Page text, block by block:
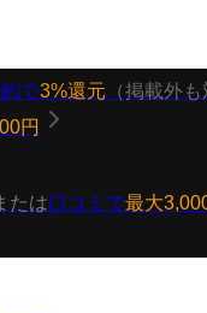
で3%還元 （掲載外も
円
たは口コミで最大